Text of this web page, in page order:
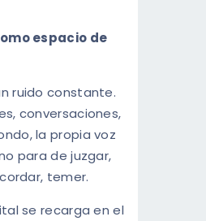
espacio de
ruido constante.
conversaciones,
la propia voz
para de juzgar,
temer.
se recarga en el